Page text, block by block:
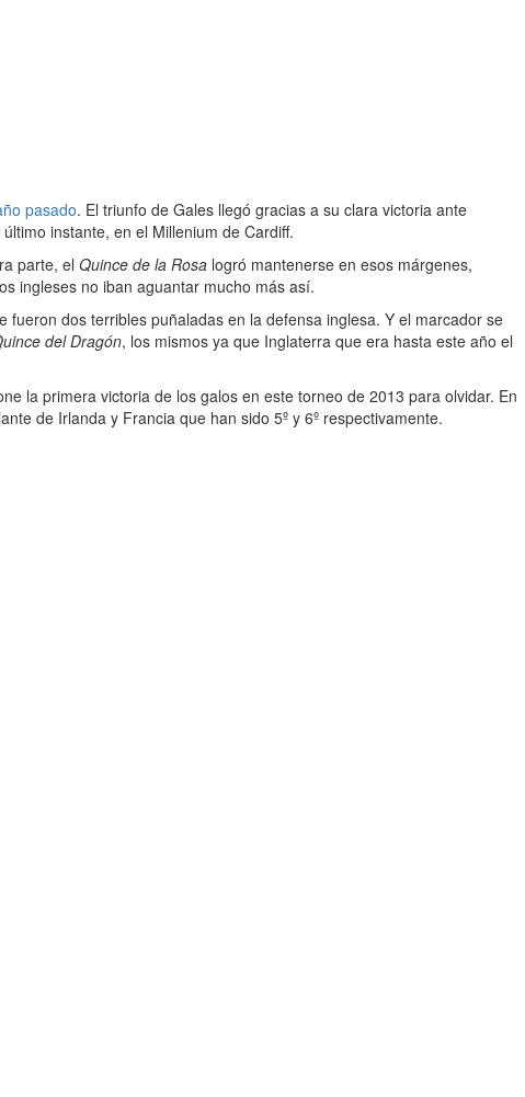
pasado. El triunfo de Gales llegó gracias a su clara victoria ante
instante, en el Millenium de Cardiff.
parte, el Quince de la Rosa logró mantenerse en esos márgenes,
ingleses no iban aguantar mucho más así.
fueron dos terribles puñaladas en la defensa inglesa. Y el marcador se
del Dragón, los mismos ya que Inglaterra que era hasta este año el
la primera victoria de los galos en este torneo de 2013 para olvidar. En
de Irlanda y Francia que han sido 5º y 6º respectivamente.